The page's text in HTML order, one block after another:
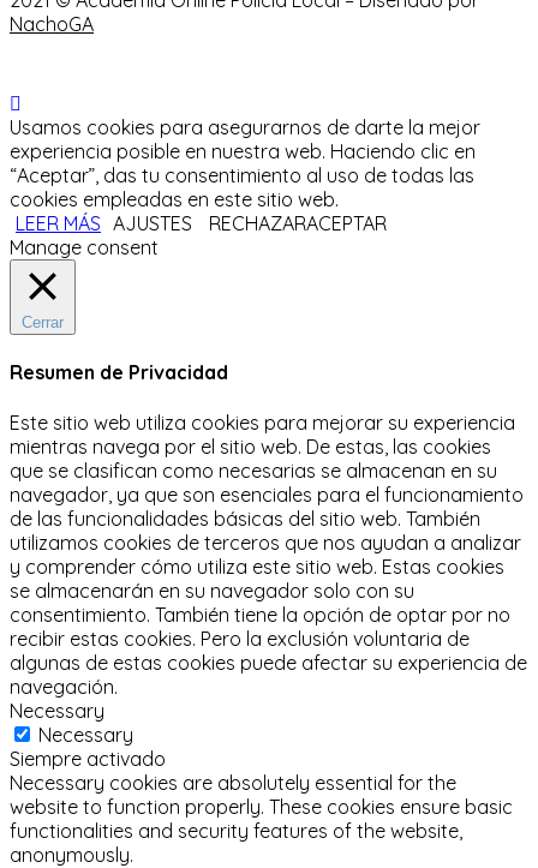
NachoGA
Usamos cookies para asegurarnos de darte la mejor
experiencia posible en nuestra web. Haciendo clic en
“Aceptar”, das tu consentimiento al uso de todas las
cookies empleadas en este sitio web.
LEER MÁS AJUSTES RECHAZARACEPTAR
Manage consent
Cerrar
Resumen de Privacidad
Este sitio web utiliza cookies para mejorar su experiencia
mientras navega por el sitio web. De estas, las cookies
que se clasifican como necesarias se almacenan en su
navegador, ya que son esenciales para el funcionamiento
de las funcionalidades básicas del sitio web. También
utilizamos cookies de terceros que nos ayudan a analizar
y comprender cómo utiliza este sitio web. Estas cookies
se almacenarán en su navegador solo con su
consentimiento. También tiene la opción de optar por no
recibir estas cookies. Pero la exclusión voluntaria de
algunas de estas cookies puede afectar su experiencia de
navegación.
Necessary
Necessary
Siempre activado
Necessary cookies are absolutely essential for the
website to function properly. These cookies ensure basic
functionalities and security features of the website,
anonymously.